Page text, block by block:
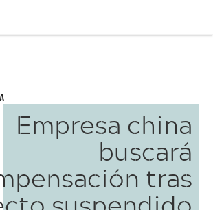
Empresa china
buscará
tras